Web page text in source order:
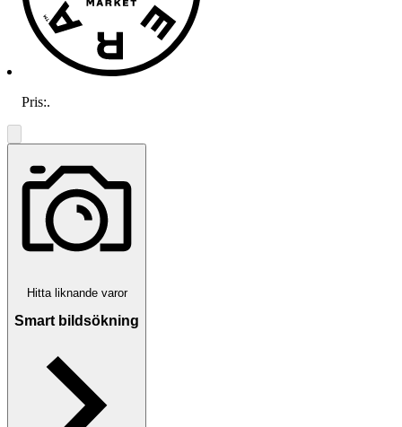
Pris:.
Hitta liknande varor
Smart bildsökning